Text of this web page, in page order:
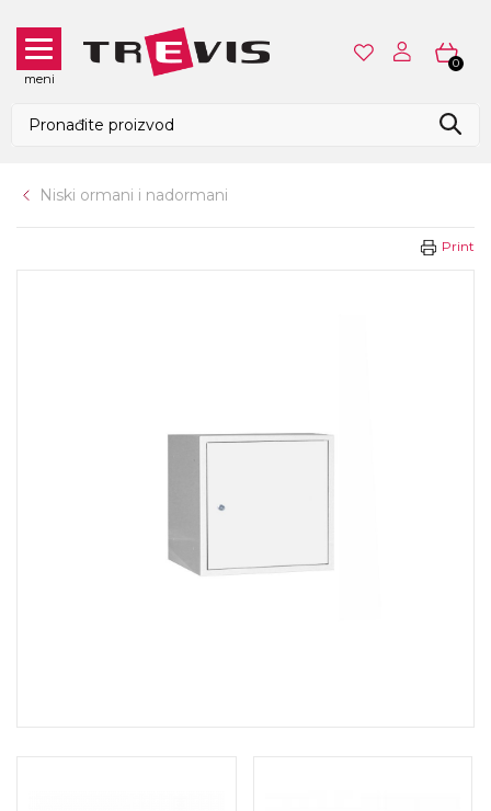
meni
0
Niski ormani i nadormani
Print